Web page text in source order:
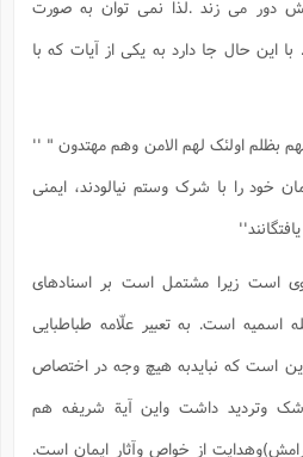
دور می زند .لذا نمی توان به صورت
این حال جا دارد به یکی از آیات که با
بظلم اولئک لهم الامن وهم مهتدون " ''
خود را با شرک وستم نیالودند، ایمنی
است زیرا مشتمل است بر اسنادهای
است. به تعبیر علّامه طباطبایی
است که نبایدبه هیچ وجه در اختصاص
شک وتردید داشت واین آیة شریفه هم
از خواص وآثار ایمان است.